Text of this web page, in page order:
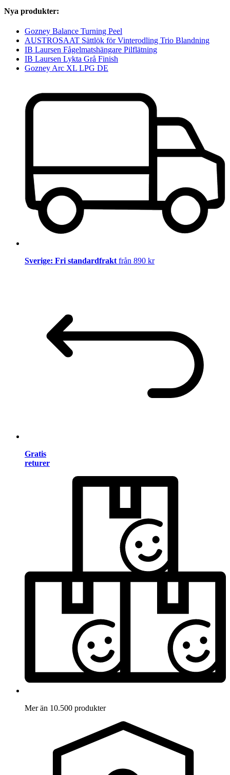
Nya produkter:
Gozney Balance Turning Peel
AUSTROSAAT Sättlök för Vinterodling Trio Blandning
IB Laursen Fågelmatshängare Pilflätning
IB Laursen Lykta Grå Finish
Gozney Arc XL LPG DE
Sverige: Fri standardfrakt från 890 kr
Gratis
returer
Mer än 10.500 produkter